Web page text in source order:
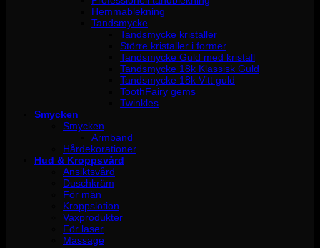
Hemmablekning
Tandsmycke
Tandsmycke kristaller
Större kristaller i former
Tandsmycke Guld med kristall
Tandsmycke 18k Klassisk Guld
Tandsmycke 18k Vitt guld
ToothFairy gems
Twinkles
Smycken
Smycken
Armband
Hårdekorationer
Hud & Kroppsvård
Ansiktsvård
Duschkräm
För män
Kroppslotion
Vaxprodukter
För laser
Massage